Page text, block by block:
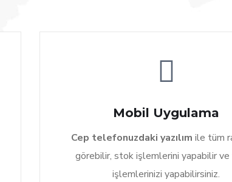
Mobil Uygulama
Cep telefonuzdaki yazılım ile tüm
görebilir, stok işlemlerini yapabilir ve
işlemlerinizi yapabilirsiniz.